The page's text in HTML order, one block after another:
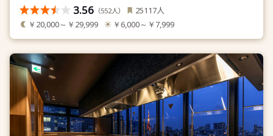
3.56 （552人） 25117人
￥20,000～￥29,999 ￥6,000～￥7,999